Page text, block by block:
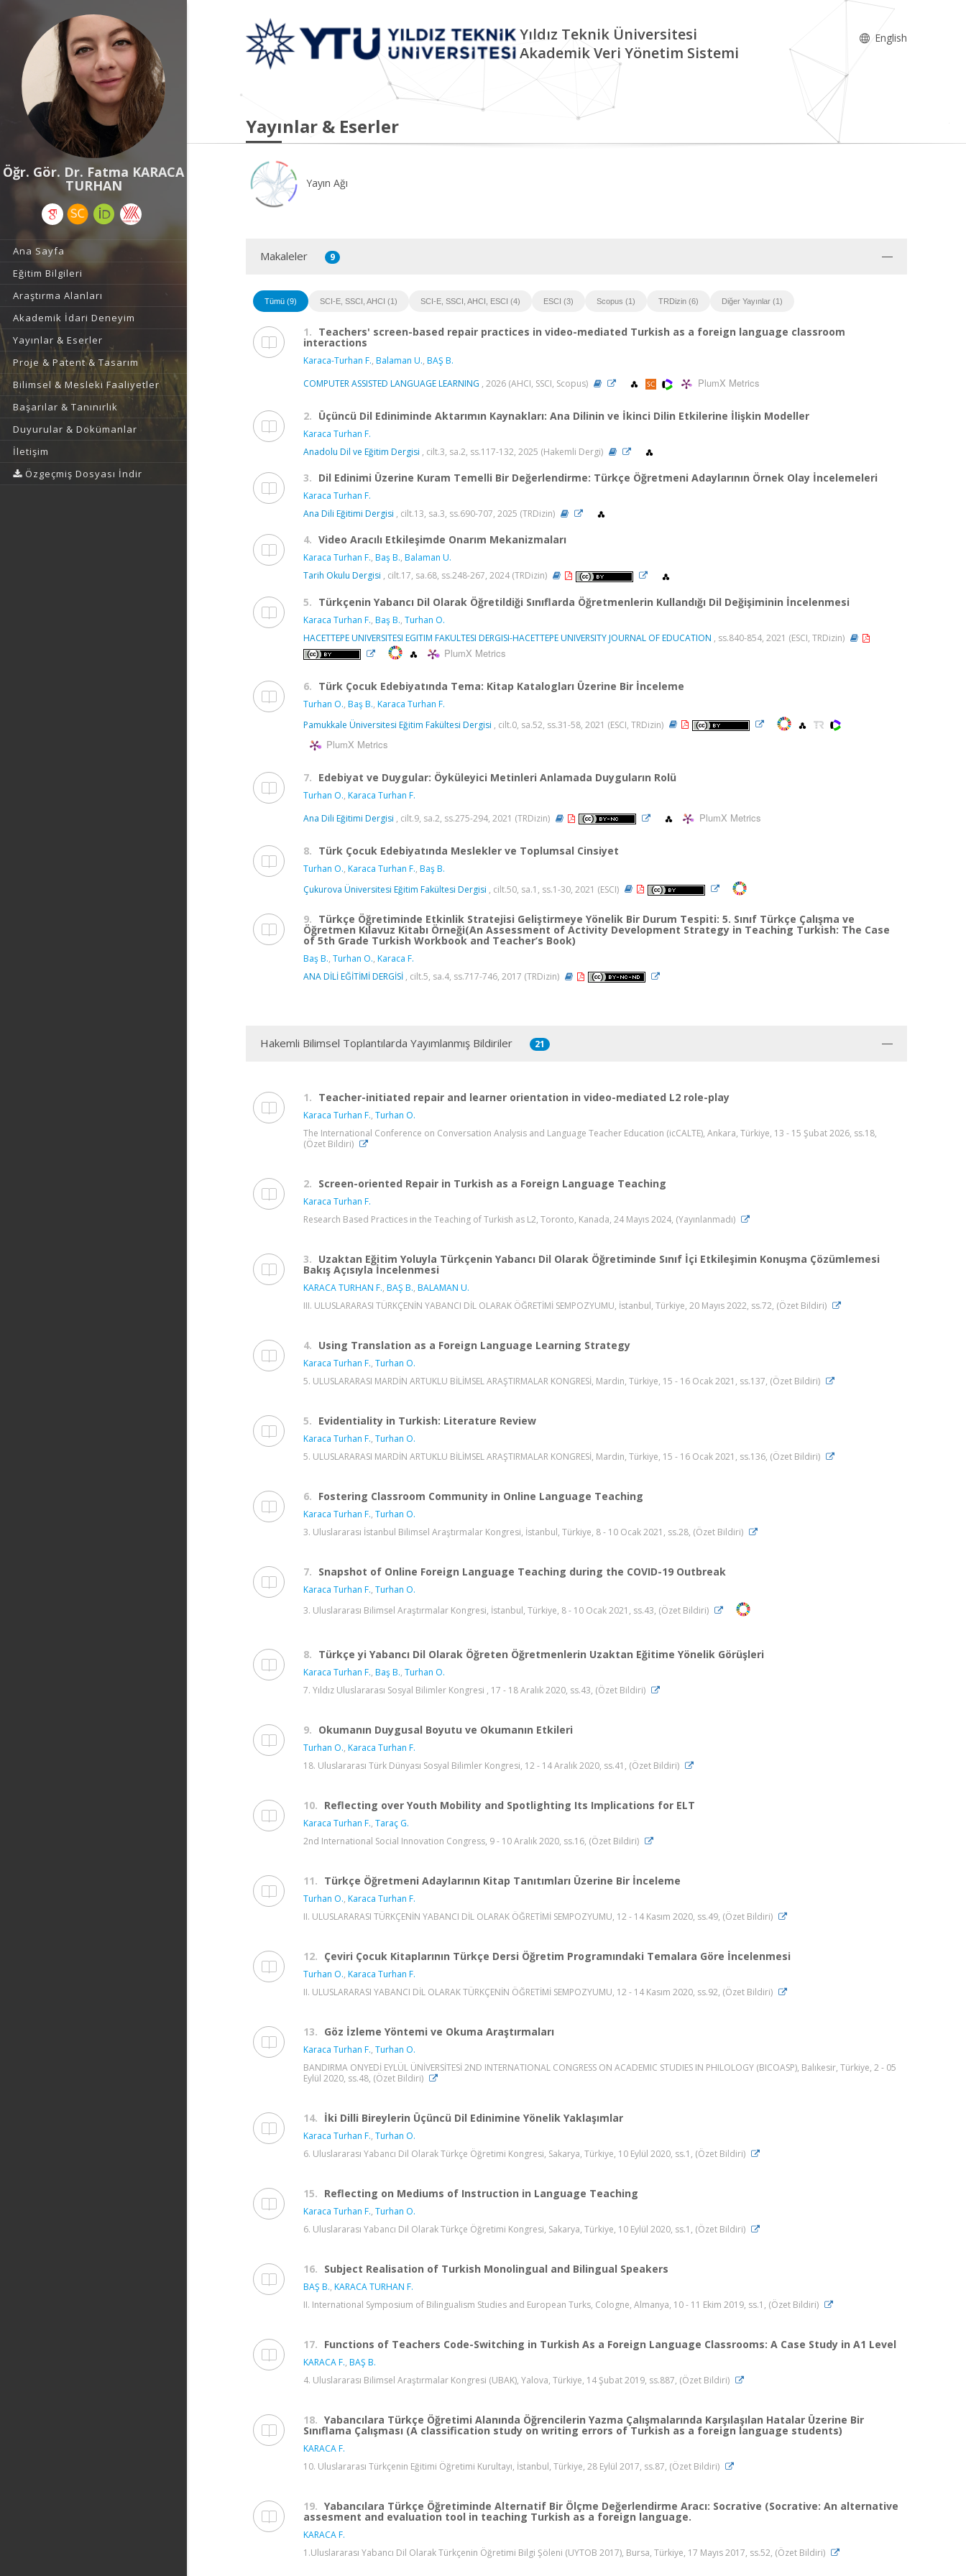
Öğr. Gör. Dr. Fatma KARACA
TURHAN
Ana Sayfa
Eğitim Bilgileri
Araştırma Alanları
Akademik İdari Deneyim
Yayınlar & Eserler
Proje & Patent & Tasarım
Bilimsel & Mesleki Faaliyetler
Başarılar & Tanınırlık
Duyurular & Dokümanlar
İletişim
Özgeçmiş Dosyası İndir
Yıldız Teknik Üniversitesi
Akademik Veri Yönetim Sistemi
English
Yayınlar & Eserler
Yayın Ağı
Makaleler 9
Tümü (9) SCI-E, SSCI, AHCI (1) SCI-E, SSCI, AHCI, ESCI (4) ESCI (3) Scopus (1) TRDizin (6) Diğer Yayınlar (1)
1. Teachers' screen-based repair practices in video-mediated Turkish as a foreign language classroom
interactions
Karaca-Turhan F., Balaman U., BAŞ B.
COMPUTER ASSISTED LANGUAGE LEARNING , 2026 (AHCI, SSCI, Scopus) PlumX Metrics
2. Üçüncü Dil Ediniminde Aktarımın Kaynakları: Ana Dilinin ve İkinci Dilin Etkilerine İlişkin Modeller
Karaca Turhan F.
Anadolu Dil ve Eğitim Dergisi , cilt.3, sa.2, ss.117-132, 2025 (Hakemli Dergi)
3. Dil Edinimi Üzerine Kuram Temelli Bir Değerlendirme: Türkçe Öğretmeni Adaylarının Örnek Olay İncelemeleri
Karaca Turhan F.
Ana Dili Eğitimi Dergisi , cilt.13, sa.3, ss.690-707, 2025 (TRDizin)
4. Video Aracılı Etkileşimde Onarım Mekanizmaları
Karaca Turhan F., Baş B., Balaman U.
Tarih Okulu Dergisi , cilt.17, sa.68, ss.248-267, 2024 (TRDizin)
5. Türkçenin Yabancı Dil Olarak Öğretildiği Sınıflarda Öğretmenlerin Kullandığı Dil Değişiminin İncelenmesi
Karaca Turhan F., Baş B., Turhan O.
HACETTEPE UNIVERSITESI EGITIM FAKULTESI DERGISI-HACETTEPE UNIVERSITY JOURNAL OF EDUCATION , ss.840-854, 2021 (ESCI, TRDizin)
PlumX Metrics
6. Türk Çocuk Edebiyatında Tema: Kitap Katalogları Üzerine Bir İnceleme
Turhan O., Baş B., Karaca Turhan F.
Pamukkale Üniversitesi Eğitim Fakültesi Dergisi , cilt.0, sa.52, ss.31-58, 2021 (ESCI, TRDizin)
PlumX Metrics
7. Edebiyat ve Duygular: Öyküleyici Metinleri Anlamada Duyguların Rolü
Turhan O., Karaca Turhan F.
Ana Dili Eğitimi Dergisi , cilt.9, sa.2, ss.275-294, 2021 (TRDizin) PlumX Metrics
8. Türk Çocuk Edebiyatında Meslekler ve Toplumsal Cinsiyet
Turhan O., Karaca Turhan F., Baş B.
Çukurova Üniversitesi Eğitim Fakültesi Dergisi , cilt.50, sa.1, ss.1-30, 2021 (ESCI)
9. Türkçe Öğretiminde Etkinlik Stratejisi Geliştirmeye Yönelik Bir Durum Tespiti: 5. Sınıf Türkçe Çalışma ve
Öğretmen Kılavuz Kitabı Örneği(An Assessment of Activity Development Strategy in Teaching Turkish: The Case
of 5th Grade Turkish Workbook and Teacher’s Book)
Baş B., Turhan O., Karaca F.
ANA DİLİ EĞİTİMİ DERGİSİ , cilt.5, sa.4, ss.717-746, 2017 (TRDizin)
Hakemli Bilimsel Toplantılarda Yayımlanmış Bildiriler 21
1. Teacher-initiated repair and learner orientation in video-mediated L2 role-play
Karaca Turhan F., Turhan O.
The International Conference on Conversation Analysis and Language Teacher Education (icCALTE), Ankara, Türkiye, 13 - 15 Şubat 2026, ss.18,
(Özet Bildiri)
2. Screen-oriented Repair in Turkish as a Foreign Language Teaching
Karaca Turhan F.
Research Based Practices in the Teaching of Turkish as L2, Toronto, Kanada, 24 Mayıs 2024, (Yayınlanmadı)
3. Uzaktan Eğitim Yoluyla Türkçenin Yabancı Dil Olarak Öğretiminde Sınıf İçi Etkileşimin Konuşma Çözümlemesi
Bakış Açısıyla İncelenmesi
KARACA TURHAN F., BAŞ B., BALAMAN U.
III. ULUSLARARASI TÜRKÇENİN YABANCI DİL OLARAK ÖĞRETİMİ SEMPOZYUMU, İstanbul, Türkiye, 20 Mayıs 2022, ss.72, (Özet Bildiri)
4. Using Translation as a Foreign Language Learning Strategy
Karaca Turhan F., Turhan O.
5. ULUSLARARASI MARDİN ARTUKLU BİLİMSEL ARAŞTIRMALAR KONGRESİ, Mardin, Türkiye, 15 - 16 Ocak 2021, ss.137, (Özet Bildiri)
5. Evidentiality in Turkish: Literature Review
Karaca Turhan F., Turhan O.
5. ULUSLARARASI MARDİN ARTUKLU BİLİMSEL ARAŞTIRMALAR KONGRESİ, Mardin, Türkiye, 15 - 16 Ocak 2021, ss.136, (Özet Bildiri)
6. Fostering Classroom Community in Online Language Teaching
Karaca Turhan F., Turhan O.
3. Uluslararası İstanbul Bilimsel Araştırmalar Kongresi, İstanbul, Türkiye, 8 - 10 Ocak 2021, ss.28, (Özet Bildiri)
7. Snapshot of Online Foreign Language Teaching during the COVID-19 Outbreak
Karaca Turhan F., Turhan O.
3. Uluslararası Bilimsel Araştırmalar Kongresi, İstanbul, Türkiye, 8 - 10 Ocak 2021, ss.43, (Özet Bildiri)
8. Türkçe yi Yabancı Dil Olarak Öğreten Öğretmenlerin Uzaktan Eğitime Yönelik Görüşleri
Karaca Turhan F., Baş B., Turhan O.
7. Yıldız Uluslararası Sosyal Bilimler Kongresi , 17 - 18 Aralık 2020, ss.43, (Özet Bildiri)
9. Okumanın Duygusal Boyutu ve Okumanın Etkileri
Turhan O., Karaca Turhan F.
18. Uluslararası Türk Dünyası Sosyal Bilimler Kongresi, 12 - 14 Aralık 2020, ss.41, (Özet Bildiri)
10. Reflecting over Youth Mobility and Spotlighting Its Implications for ELT
Karaca Turhan F., Taraç G.
2nd International Social Innovation Congress, 9 - 10 Aralık 2020, ss.16, (Özet Bildiri)
11. Türkçe Öğretmeni Adaylarının Kitap Tanıtımları Üzerine Bir İnceleme
Turhan O., Karaca Turhan F.
II. ULUSLARARASI TÜRKÇENİN YABANCI DİL OLARAK ÖĞRETİMİ SEMPOZYUMU, 12 - 14 Kasım 2020, ss.49, (Özet Bildiri)
12. Çeviri Çocuk Kitaplarının Türkçe Dersi Öğretim Programındaki Temalara Göre İncelenmesi
Turhan O., Karaca Turhan F.
II. ULUSLARARASI YABANCI DİL OLARAK TÜRKÇENİN ÖĞRETİMİ SEMPOZYUMU, 12 - 14 Kasım 2020, ss.92, (Özet Bildiri)
13. Göz İzleme Yöntemi ve Okuma Araştırmaları
Karaca Turhan F., Turhan O.
BANDIRMA ONYEDİ EYLÜL ÜNİVERSİTESİ 2ND INTERNATIONAL CONGRESS ON ACADEMIC STUDIES IN PHILOLOGY (BICOASP), Balıkesir, Türkiye, 2 - 05
Eylül 2020, ss.48, (Özet Bildiri)
14. İki Dilli Bireylerin Üçüncü Dil Edinimine Yönelik Yaklaşımlar
Karaca Turhan F., Turhan O.
6. Uluslararası Yabancı Dil Olarak Türkçe Öğretimi Kongresi, Sakarya, Türkiye, 10 Eylül 2020, ss.1, (Özet Bildiri)
15. Reflecting on Mediums of Instruction in Language Teaching
Karaca Turhan F., Turhan O.
6. Uluslararası Yabancı Dil Olarak Türkçe Öğretimi Kongresi, Sakarya, Türkiye, 10 Eylül 2020, ss.1, (Özet Bildiri)
16. Subject Realisation of Turkish Monolingual and Bilingual Speakers
BAŞ B., KARACA TURHAN F.
II. International Symposium of Bilingualism Studies and European Turks, Cologne, Almanya, 10 - 11 Ekim 2019, ss.1, (Özet Bildiri)
17. Functions of Teachers Code-Switching in Turkish As a Foreign Language Classrooms: A Case Study in A1 Level
KARACA F., BAŞ B.
4. Uluslararası Bilimsel Araştırmalar Kongresi (UBAK), Yalova, Türkiye, 14 Şubat 2019, ss.887, (Özet Bildiri)
18. Yabancılara Türkçe Öğretimi Alanında Öğrencilerin Yazma Çalışmalarında Karşılaşılan Hatalar Üzerine Bir
Sınıflama Çalışması (A classification study on writing errors of Turkish as a foreign language students)
KARACA F.
10. Uluslararası Türkçenin Eğitimi Öğretimi Kurultayı, İstanbul, Türkiye, 28 Eylül 2017, ss.87, (Özet Bildiri)
19. Yabancılara Türkçe Öğretiminde Alternatif Bir Ölçme Değerlendirme Aracı: Socrative (Socrative: An alternative
assesment and evaluation tool in teaching Turkish as a foreign language.
KARACA F.
1.Uluslararası Yabancı Dil Olarak Türkçenin Öğretimi Bilgi Şöleni (UYTOB 2017), Bursa, Türkiye, 17 Mayıs 2017, ss.52, (Özet Bildiri)